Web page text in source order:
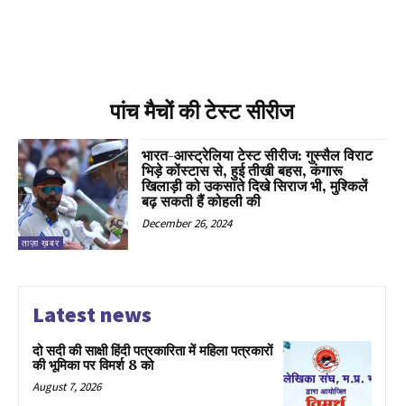
पांच मैचों की टेस्ट सीरीज
ताज़ा ख़बर
भारत-आस्ट्रेलिया टेस्ट सीरीज: गुस्सैल विराट
भिड़े कोंस्टास से, हुई तीखी बहस, कंगारू
खिलाड़ी को उकसाते दिखे सिराज भी, मुश्किलें
बढ़ सकती हैं कोहली की
December 26, 2024
Latest news
दो सदी की साक्षी हिंदी पत्रकारिता में महिला पत्रकारों
की भूमिका पर विमर्श 8 को
August 7, 2026